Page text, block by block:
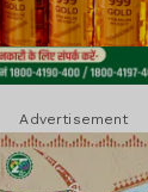
Advertisement